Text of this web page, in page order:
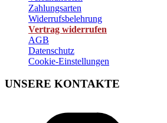
Zahlungsarten
Widerrufsbelehrung
Vertrag widerrufen
AGB
Datenschutz
Cookie-Einstellungen
UNSERE KONTAKTE